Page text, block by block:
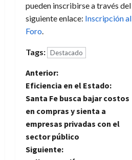
pueden inscribirse a través del
siguiente enlace: Inscripción al
Foro.
Tags: Destacado
N
a
v
e
Anterior:
Eficiencia en el Estado:
Santa Fe busca bajar costos
en compras y sienta a
empresas privadas con el
sector público
Siguiente: